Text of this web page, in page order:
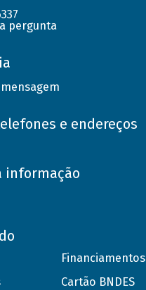
pergunta
e endereços
informação
Financiamentos
Cartão BNDES